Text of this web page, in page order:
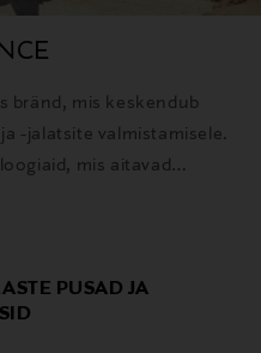
bränd, mis keskendub
-jalatsite valmistamisele.
mis aitavad
PUSAD JA